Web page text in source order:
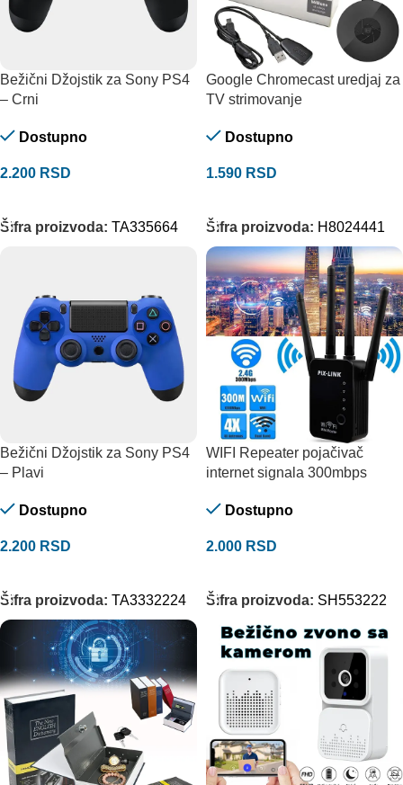
Bežični Džojstik za Sony PS4
– Crni
Dostupno
2.200 RSD
Šifra proizvoda: TA335664
Google Chromecast uredjaj za
TV strimovanje
Dostupno
1.590 RSD
Šifra proizvoda: H8024441
Bežični Džojstik za Sony PS4
– Plavi
Dostupno
2.200 RSD
Šifra proizvoda: TA3332224
WIFI Repeater pojačivač
internet signala 300mbps
Dostupno
2.000 RSD
Šifra proizvoda: SH553222